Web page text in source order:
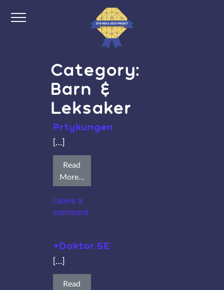
Category:
Barn &
Leksaker
Prtykungen
[…]
Read
More…
Leave a
comment
+Doktor.SE
[…]
Read